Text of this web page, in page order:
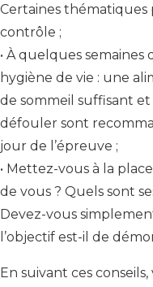
Certaines
contrôle ;
• À quelques
hygiène de vie : une
de sommeil suffisant
défouler sont
jour de l’épreuve ;
• Mettez-vous à la
de vous ? Quels sont
Devez-vous
l’objectif est-il de
En suivant ces